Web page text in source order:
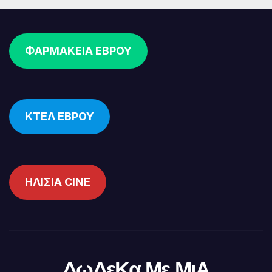
ΦΑΡΜΑΚΕΙΑ ΕΒΡΟΥ
ΚΤΕΛ ΕΒΡΟΥ
ΗΛΙΣΙΑ CINE